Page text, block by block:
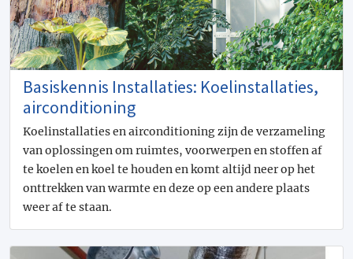
Basiskennis Installaties: Koelinstallaties,
airconditioning
Koelinstallaties en airconditioning zijn de verzameling
van oplossingen om ruimtes, voorwerpen en stoffen af
te koelen en koel te houden en komt altijd neer op het
onttrekken van warmte en deze op een andere plaats
weer af te staan.